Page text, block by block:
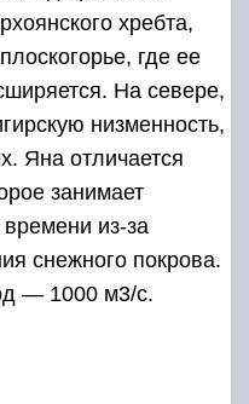
хребта,
где ее
На севере,
низменность,
Яна отличается
занимает
из-за
снежного покрова.
— 1000 м3/с.